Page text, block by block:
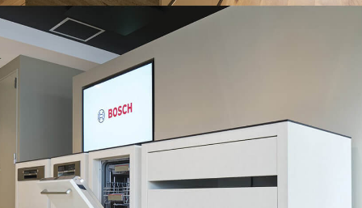
「AdvancedClub」会員組織を設けました。
「AdvancedClub」会員に登録すると、プレゼント応募情報
の一覧、プレミアムな会員限定イベント、ブランドのエクス
クルーシブアイテムの紹介など、特別なコンテンツ情報を
メールマガジンでお届け致します。更に『AdvancedTime』
のタブロイドマガジンのご案内もあり、送付手数料のみを
ご負担いただくことでお手元で『AdvancedTime』をお楽し
みいただけます。